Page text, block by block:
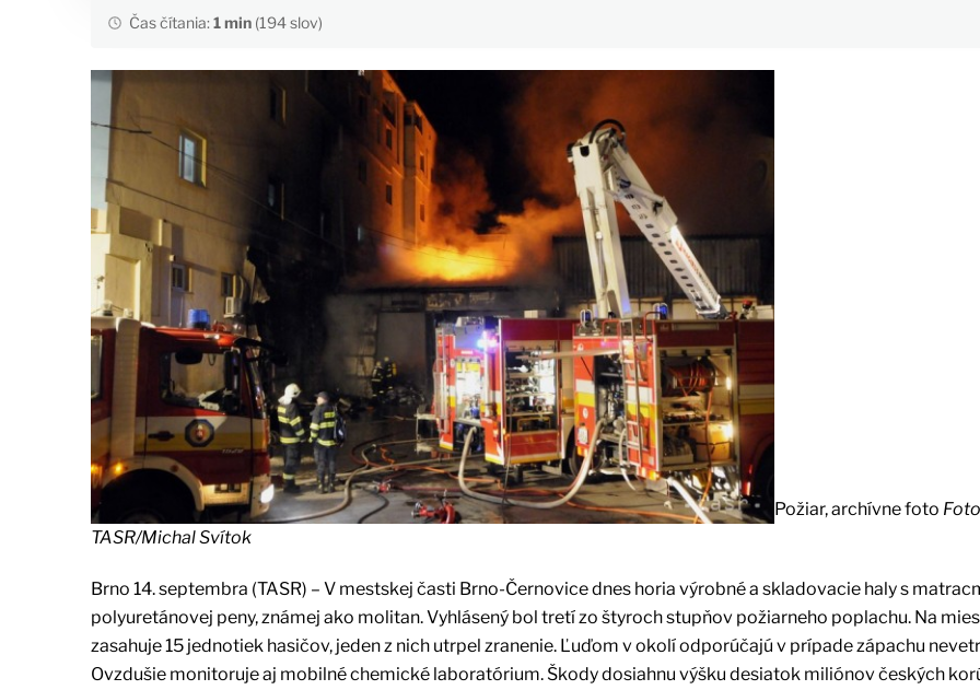
Čas čítania:1 min(194 slov)
Požiar, archívne foto
TASR/Michal Svítok
Brno 14. septembra (TASR) – V mestskej časti Brno-Černovice dnes horia výrobné a skladovacie haly s
polyuretánovej peny, známej ako molitan. Vyhlásený bol tretí zo štyroch stupňov požiarneho poplachu. Na
zasahuje 15 jednotiek hasičov, jeden z nich utrpel zranenie. Ľuďom v okolí odporúčajú v prípade zápachu
Ovzdušie monitoruje aj mobilné chemické laboratórium. Škody dosiahnu výšku desiatok miliónov českých